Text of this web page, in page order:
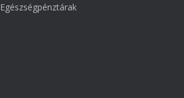
Egészségpénztárak